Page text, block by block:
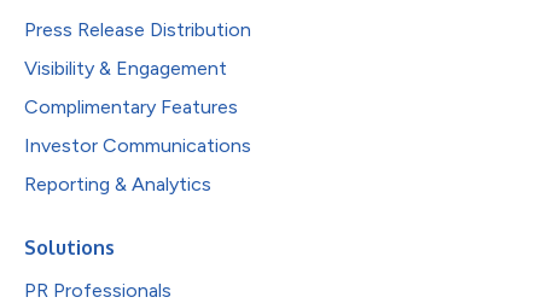
Press Release Distribution
Visibility & Engagement
Complimentary Features
Investor Communications
Reporting & Analytics
Solutions
PR Professionals